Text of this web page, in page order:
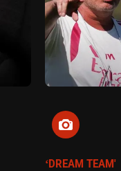
‘DREAM TEAM'